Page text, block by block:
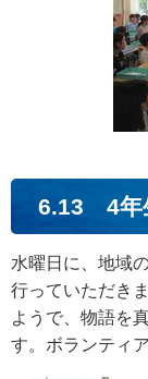
6.13 4年
水曜日に、地域
行っていただき
ようで、物語を
す。ボランティ